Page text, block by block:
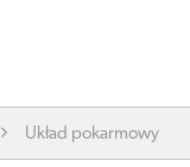
Układ pokarmowy